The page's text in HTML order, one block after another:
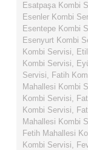
Esatpaşa Kombi
Esenler Kombi
Esentepe Kombi
Esenyurt Kombi
Kombi Servisi,
Kombi Servisi,
Servisi, Fatih
Mahallesi Kombi
Kombi Servisi,
Kombi Servisi,
Mahallesi Kombi
Fetih Mahallesi
Kombi Servisi,